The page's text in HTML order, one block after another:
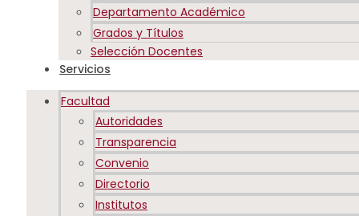
Departamento Académico
Grados y Títulos
Selección Docentes
Servicios
Facultad
Autoridades
Transparencia
Convenio
Directorio
Institutos